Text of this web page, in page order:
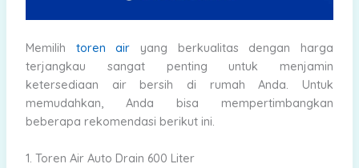
Memilih toren air yang berkualitas dengan harga
terjangkau sangat penting untuk menjamin
ketersediaan air bersih di rumah Anda. Untuk
memudahkan, Anda bisa mempertimbangkan
beberapa rekomendasi berikut ini.
1. Toren Air Auto Drain 600 Liter